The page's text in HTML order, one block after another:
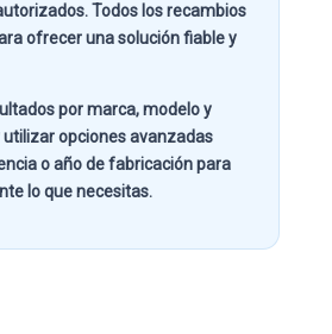
Todos los recambios
ofrecer una solución fiable y
pormarca, modelo y
utilizar opciones avanzadas
o año de fabricaciónpara
lo que necesitas.